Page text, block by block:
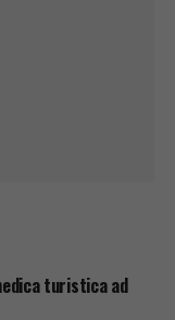
turistica ad